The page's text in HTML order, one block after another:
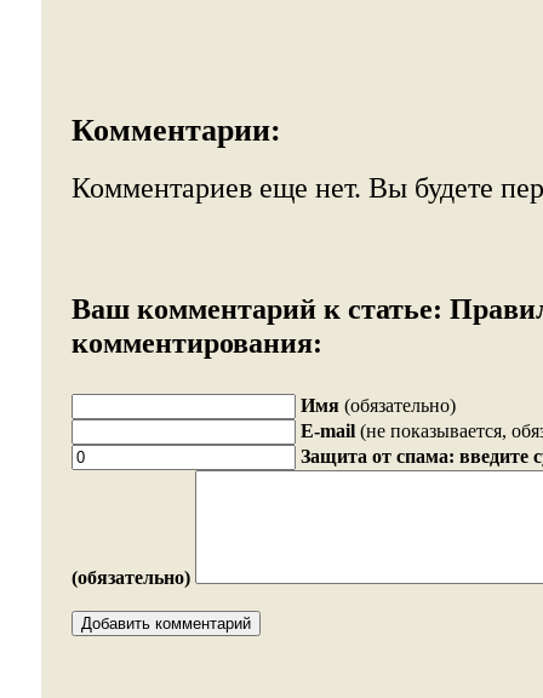
Комментарии:
Комментариев еще нет. Вы будете
Ваш комментарий к статье:
комментирования:
Имя (обязательно)
E-mail (не показывается,
Защита от спама: введите
(обязательно)